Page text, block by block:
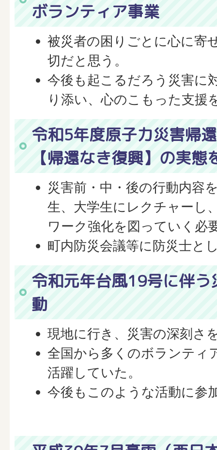
ボランティア事業
被災者の困りごとに心に寄
切だと思う。
今後も起こるだろう災害に
り添い、心のこもった支援
令和5年度原子力災害帰
【帰還なき復興】の実態
災害前・中・後の行動内容
生、大学生にレクチャーし
ワーク強化を図っていく必
町内防災会議等に防災士と
令和元年台風19号に伴う
動
現地に行き、災害の深刻さ
全国から多くのボランティ
活躍していた。
今後もこのような活動に参